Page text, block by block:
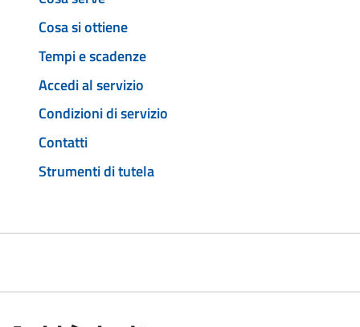
Cosa si ottiene
Tempi e scadenze
Accedi al servizio
Condizioni di servizio
Contatti
Strumenti di tutela